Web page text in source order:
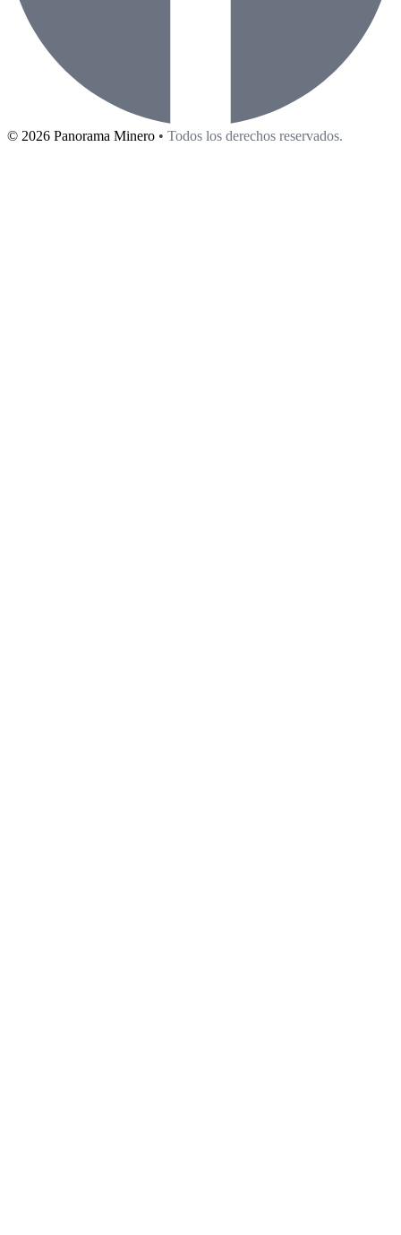
© 2026 Panorama Minero • Todos los derechos reservados.